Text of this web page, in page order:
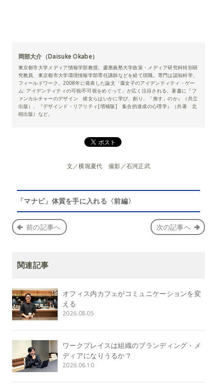
岡部大介（Daisuke Okabe）
東京都市大学メディア情報学部教授。慶應義塾大学政策・メディア研究科特別研
究教員、東京都市大学環境情報学部専任講師などを経て現職。専門は認知科学、
フィールドワーク。2008年に発表した論文「腐女子のアイデンティティ・ゲー
ム: アイデンティティの可視⁄不可視をめぐって」が広く注目される。著書に『フ
ァンカルチャーのデザイン 彼女らはいかに学び、創り、「推す」のか』（共立
出版）、『デザインド・リアリティ[増補版] 集合的達成の心理学』（共著 北
樹出版）など。
文／横堀夏代 撮影／石河正武
「マナビ」体質を手に入れる〈前編〉
前の記事へ 次の記事へ
関連記事
オフィス内カフェがコミュニケーションを変
える
2026.08.05
ワークプレイスは組織のブランディング・メ
ディアになりうるか？
2026.06.10